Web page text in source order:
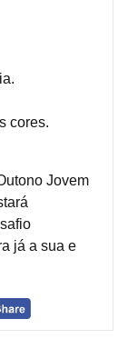
cores.
Jovem
já a sua e